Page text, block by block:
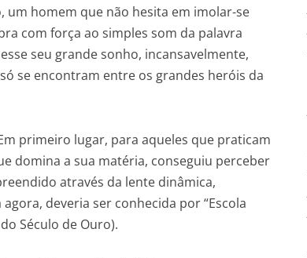
homem que não hesita em imolar-se
com força ao simples som da palavra
seu grande sonho, incansavelmente,
se encontram entre os grandes heróis da
primeiro lugar, para aqueles que praticam
domina a sua matéria, conseguiu perceber
através da lente dinâmica,
deveria ser conhecida por “Escola
Século de Ouro).